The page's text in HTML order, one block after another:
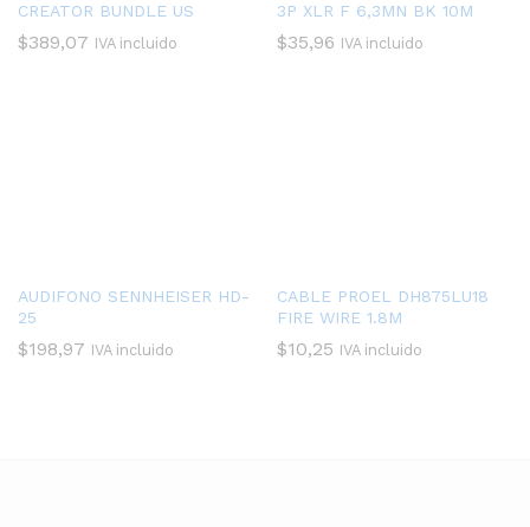
CREATOR BUNDLE US
$389,07 IVA incluido
3P XLR F 6,3MN BK 10M
$35,96 IVA incluido
AUDIFONO SENNHEISER HD-
25
$198,97 IVA incluido
CABLE PROEL DH875LU18
FIRE WIRE 1.8M
$10,25 IVA incluido